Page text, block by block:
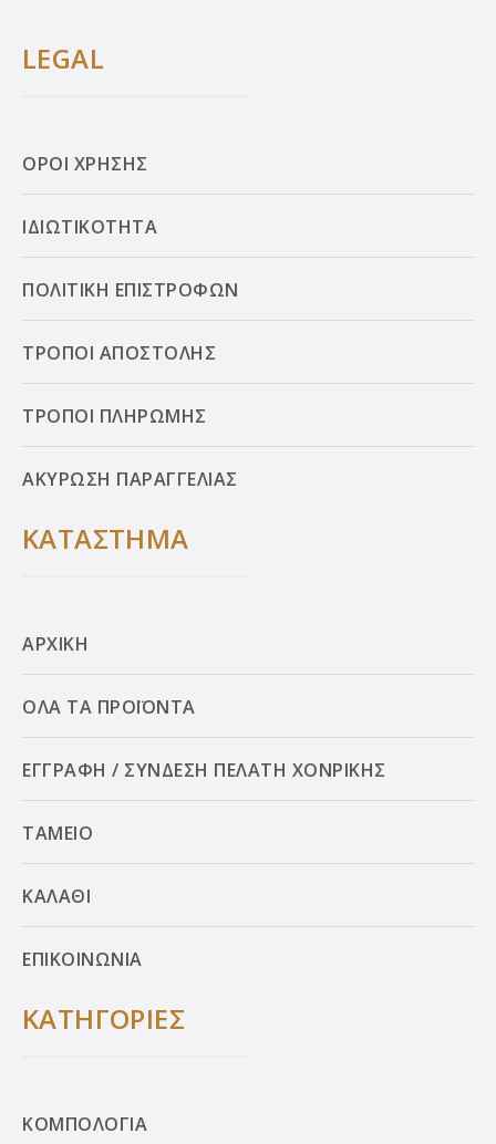
LEGAL
ΟΡΟΙ ΧΡΗΣΗΣ
ΙΔΙΩΤΙΚΟΤΗΤΑ
ΠΟΛΙΤΙΚΗ ΕΠΙΣΤΡΟΦΩΝ
ΤΡΟΠΟΙ ΑΠΟΣΤΟΛΗΣ
ΤΡΟΠΟΙ ΠΛΗΡΩΜΗΣ
ΑΚΥΡΩΣΗ ΠΑΡΑΓΓΕΛΙΑΣ
ΚΑΤΑΣΤΗΜΑ
ΑΡΧΙΚΗ
ΟΛΑ ΤΑ ΠΡΟΪΟΝΤΑ
ΕΓΓΡΑΦΗ / ΣΥΝΔΕΣΗ ΠΕΛΑΤΗ ΧΟΝΡΙΚΗΣ
ΤΑΜΕΙΟ
ΚΑΛΑΘΙ
ΕΠΙΚΟΙΝΩΝΙΑ
ΚΑΤΗΓΟΡΙΕΣ
ΚΟΜΠΟΛΟΓΙΑ